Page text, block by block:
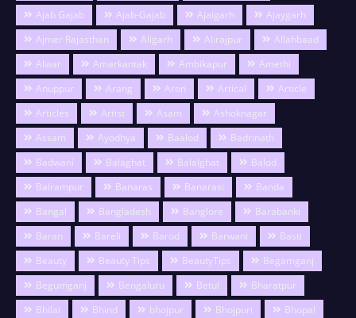
Ajab Gajab Ajab-Gajab Ajaigarh
Ajaygarh
Ajmer Rajasthan
Aligarh Alirajpur
Allahbaad
Alwar
Amarkantak Ambikapur
Amethi
Anuppur
Arang Aron Artical
Article
Articles
Artist Asam
Ashoknagar
Assam
Ayodhya Baalod
Badrinath
Badwani
Balaghat Balalghat
Balod
Balrampur
Banaras Banarasi
Banda
Bangal
Bangladesh Banglore
Barabanki
Baran
Bareli Barod Barwani
Basti
Beauty
Beauty Tips BeautyTips
Begamganj
Begumganj
Bengaluru Betul
Bharatpur
Bhilai
Bhind bhojpur Bhojpuri
Bhopal